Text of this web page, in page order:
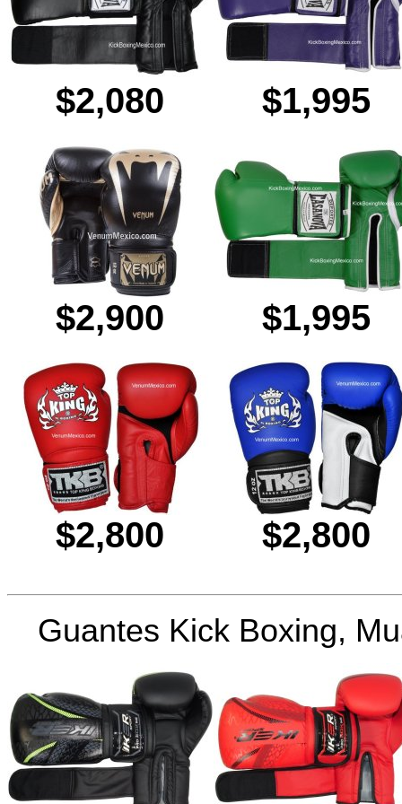
$2,080 $1,995
$2,900 $1,995
$2,800 $2,800
Guantes Kick Boxing,